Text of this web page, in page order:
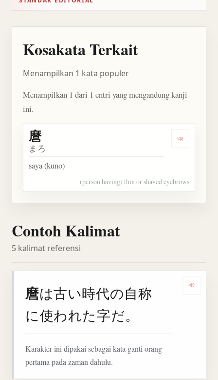
Kosakata Terkait
Menampilkan 1 kata populer
Menampilkan 1 dari 1 entri yang mengandung kanji
ini.
Dengarkan
麿
まろ
saya (kuno)
(person having) thin or shaved eyebrows
Contoh Kalimat
5 kalimat referensi
麿は古い時代の自称
に使われた字だ。
Karakter ini dipakai sebagai kata ganti orang
pertama pada zaman dahulu.